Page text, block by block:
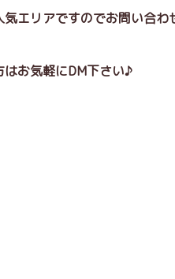
エリアですのでお問い合わ
お気軽にDM下さい♪